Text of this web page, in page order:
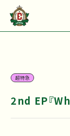
超特急
2nd EP『